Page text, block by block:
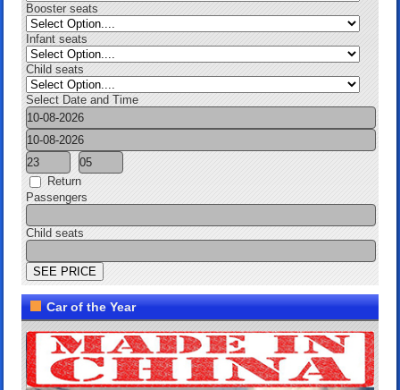
Booster seats
Infant seats
Child seats
Select Date and Time
Return
Passengers
Child seats
Car of the Year